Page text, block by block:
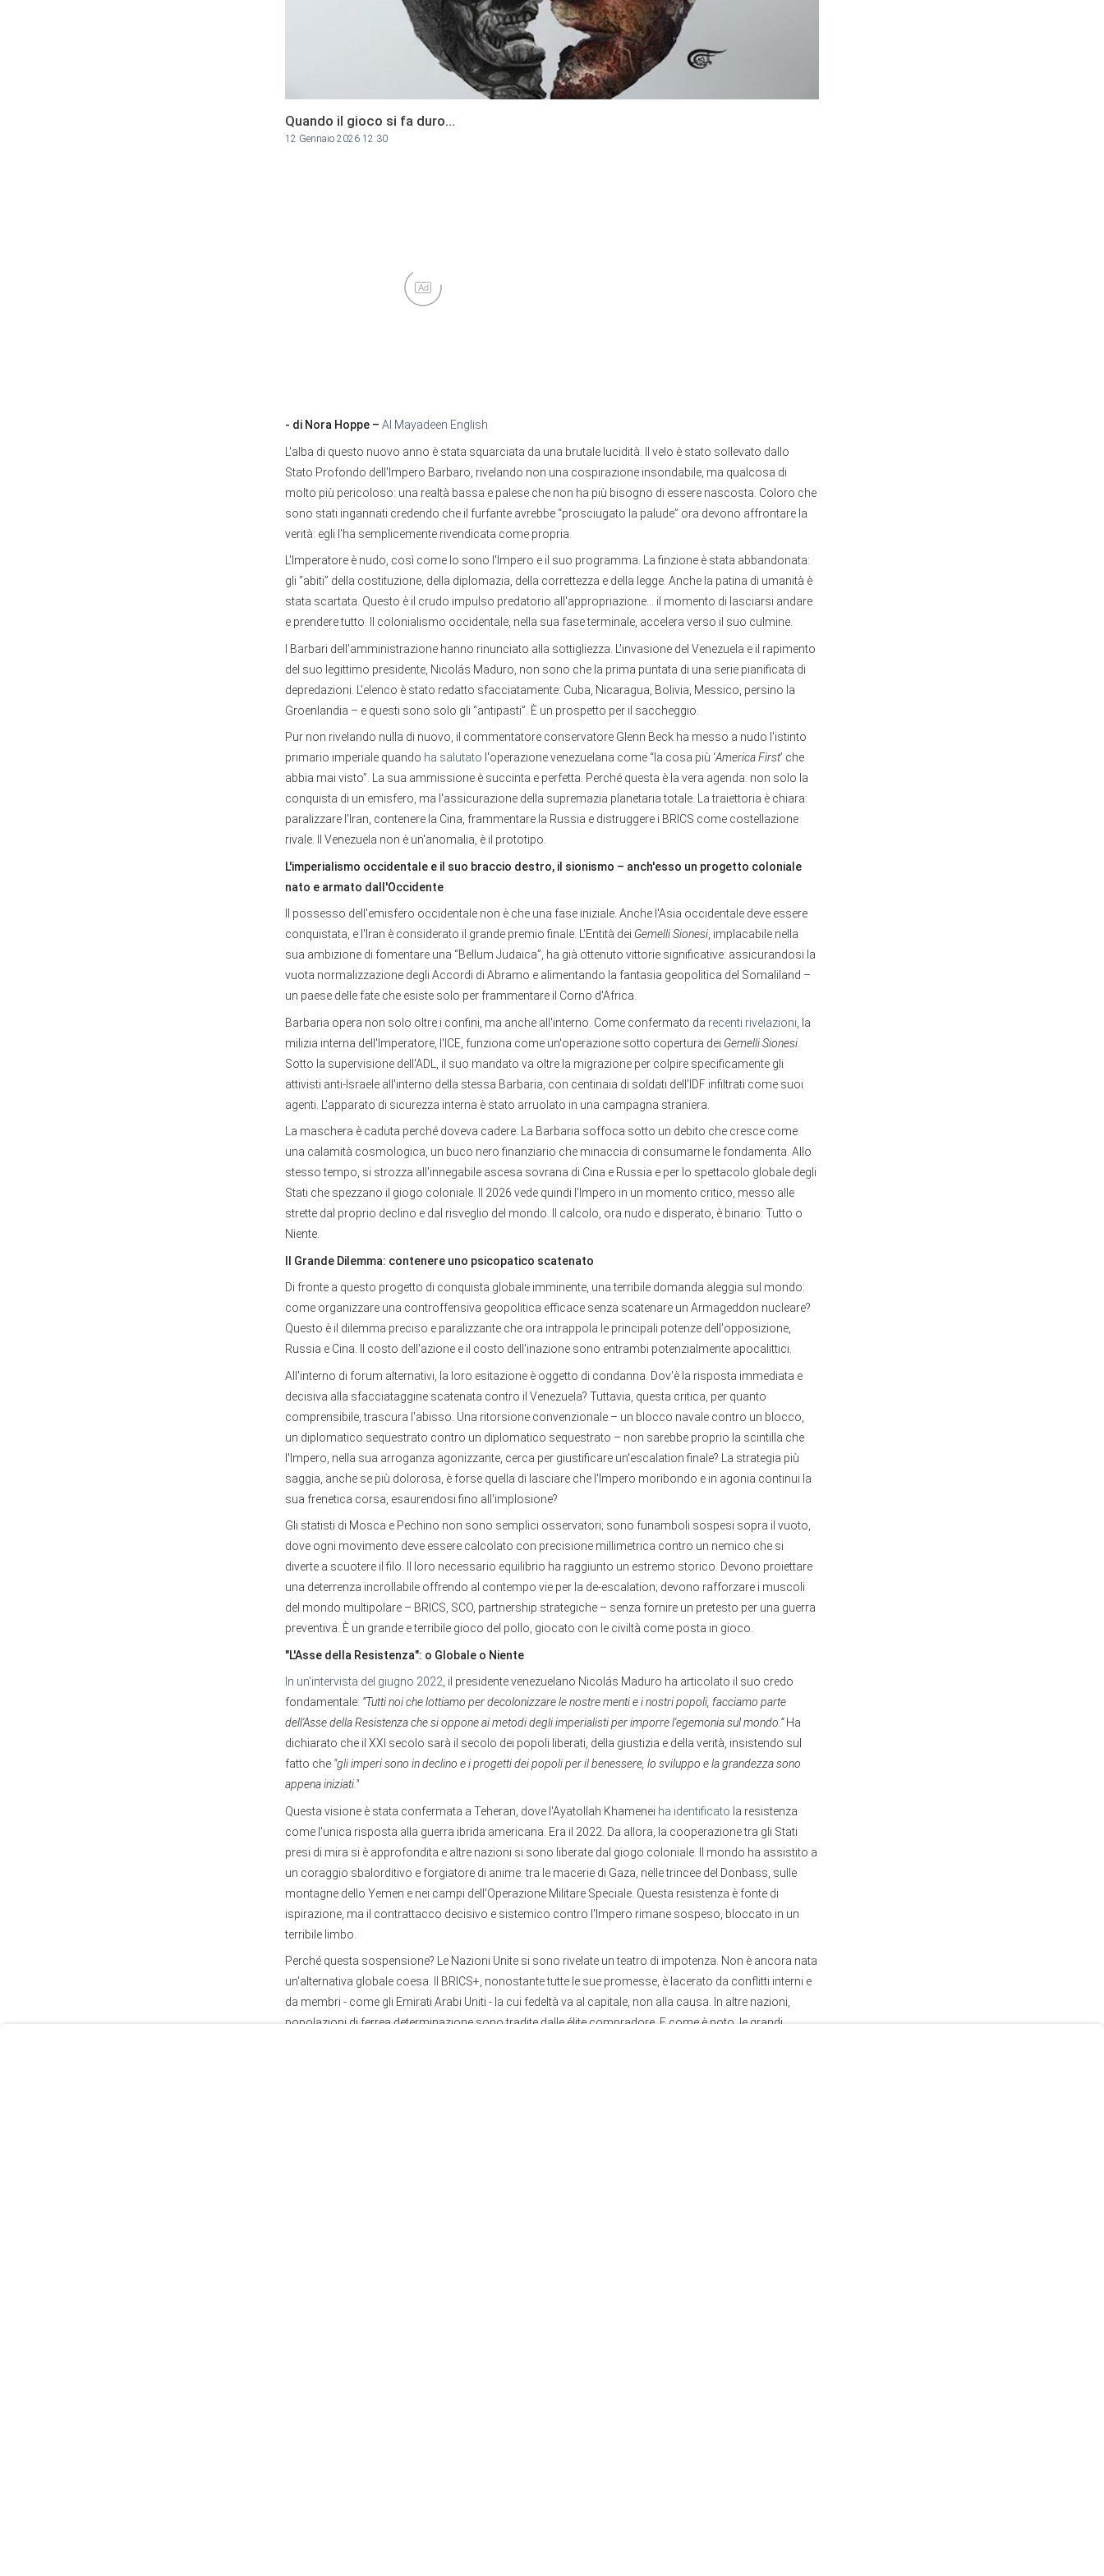
Quando il gioco si fa duro…
12 Gennaio 2026 12:30
Ad
- di Nora Hoppe – Al Mayadeen English
L'alba di questo nuovo anno è stata squarciata da una brutale lucidità. Il velo è stato sollevato dallo
Stato Profondo dell'Impero Barbaro, rivelando non una cospirazione insondabile, ma qualcosa di
molto più pericoloso: una realtà bassa e palese che non ha più bisogno di essere nascosta. Coloro che
sono stati ingannati credendo che il furfante avrebbe “prosciugato la palude” ora devono affrontare la
verità: egli l'ha semplicemente rivendicata come propria.
L'Imperatore è nudo, così come lo sono l'Impero e il suo programma. La finzione è stata abbandonata:
gli “abiti” della costituzione, della diplomazia, della correttezza e della legge. Anche la patina di umanità è
stata scartata. Questo è il crudo impulso predatorio all'appropriazione... il momento di lasciarsi andare
e prendere tutto. Il colonialismo occidentale, nella sua fase terminale, accelera verso il suo culmine.
I Barbari dell'amministrazione hanno rinunciato alla sottigliezza. L'invasione del Venezuela e il rapimento
del suo legittimo presidente, Nicolás Maduro, non sono che la prima puntata di una serie pianificata di
depredazioni. L'elenco è stato redatto sfacciatamente: Cuba, Nicaragua, Bolivia, Messico, persino la
Groenlandia – e questi sono solo gli “antipasti”. È un prospetto per il saccheggio.
Pur non rivelando nulla di nuovo, il commentatore conservatore Glenn Beck ha messo a nudo l'istinto
primario imperiale quando ha salutato l'operazione venezuelana come “la cosa più ‘America First’ che
abbia mai visto”. La sua ammissione è succinta e perfetta. Perché questa è la vera agenda: non solo la
conquista di un emisfero, ma l'assicurazione della supremazia planetaria totale. La traiettoria è chiara:
paralizzare l'Iran, contenere la Cina, frammentare la Russia e distruggere i BRICS come costellazione
rivale. Il Venezuela non è un'anomalia, è il prototipo.
L'imperialismo occidentale e il suo braccio destro, il sionismo – anch'esso un progetto coloniale
nato e armato dall'Occidente
Il possesso dell'emisfero occidentale non è che una fase iniziale. Anche l'Asia occidentale deve essere
conquistata, e l'Iran è considerato il grande premio finale. L'Entità dei Gemelli Sionesi , implacabile nella
sua ambizione di fomentare una “Bellum Judaica”, ha già ottenuto vittorie significative: assicurandosi la
vuota normalizzazione degli Accordi di Abramo e alimentando la fantasia geopolitica del Somaliland –
un paese delle fate che esiste solo per frammentare il Corno d'Africa.
Barbaria opera non solo oltre i confini, ma anche all'interno. Come confermato da recenti rivelazioni , la
milizia interna dell'Imperatore, l'ICE, funziona come un'operazione sotto copertura dei Gemelli Sionesi
Sotto la supervisione dell'ADL, il suo mandato va oltre la migrazione per colpire specificamente gli
attivisti anti-Israele all'interno della stessa Barbaria, con centinaia di soldati dell'IDF infiltrati come suoi
agenti. L'apparato di sicurezza interna è stato arruolato in una campagna straniera.
La maschera è caduta perché doveva cadere. La Barbaria soffoca sotto un debito che cresce come
una calamità cosmologica, un buco nero finanziario che minaccia di consumarne le fondamenta. Allo
stesso tempo, si strozza all'innegabile ascesa sovrana di Cina e Russia e per lo spettacolo globale degli
Stati che spezzano il giogo coloniale. Il 2026 vede quindi l'Impero in un momento critico, messo alle
strette dal proprio declino e dal risveglio del mondo. Il calcolo, ora nudo e disperato, è binario: Tutto o
Niente.
Il Grande Dilemma: contenere uno psicopatico scatenato
Di fronte a questo progetto di conquista globale imminente, una terribile domanda aleggia sul mondo:
come organizzare una controffensiva geopolitica efficace senza scatenare un Armageddon nucleare?
Questo è il dilemma preciso e paralizzante che ora intrappola le principali potenze dell'opposizione,
Russia e Cina. Il costo dell'azione e il costo dell'inazione sono entrambi potenzialmente apocalittici.
All'interno di forum alternativi, la loro esitazione è oggetto di condanna. Dov'è la risposta immediata e
decisiva alla sfacciataggine scatenata contro il Venezuela? Tuttavia, questa critica, per quanto
comprensibile, trascura l'abisso. Una ritorsione convenzionale – un blocco navale contro un blocco,
un diplomatico sequestrato contro un diplomatico sequestrato – non sarebbe proprio la scintilla che
l'Impero, nella sua arroganza agonizzante, cerca per giustificare un'escalation finale? La strategia più
saggia, anche se più dolorosa, è forse quella di lasciare che l'Impero moribondo e in agonia continui la
sua frenetica corsa, esaurendosi fino all'implosione?
Gli statisti di Mosca e Pechino non sono semplici osservatori; sono funamboli sospesi sopra il vuoto,
dove ogni movimento deve essere calcolato con precisione millimetrica contro un nemico che si
diverte a scuotere il filo. Il loro necessario equilibrio ha raggiunto un estremo storico. Devono proiettare
una deterrenza incrollabile offrendo al contempo vie per la de-escalation; devono rafforzare i muscoli
del mondo multipolare – BRICS, SCO, partnership strategiche – senza fornire un pretesto per una guerra
preventiva. È un grande e terribile gioco del pollo, giocato con le civiltà come posta in gioco.
"L'Asse della Resistenza": o Globale o Niente
In un'intervista del giugno 2022 , il presidente venezuelano Nicolás Maduro ha articolato il suo credo
fondamentale: “Tutti noi che lottiamo per decolonizzare le nostre menti e i nostri popoli, facciamo parte
dell'Asse della Resistenza che si oppone ai metodi degli imperialisti per imporre l'egemonia sul mondo.”Ha
dichiarato che il XXI secolo sarà il secolo dei popoli liberati, della giustizia e della verità, insistendo sul
fatto che "gli imperi sono in declino e i progetti dei popoli per il benessere, lo sviluppo e la grandezza sono
appena iniziati."
Questa visione è stata confermata a Teheran, dove l'Ayatollah Khamenei ha identificato la resistenza
come l'unica risposta alla guerra ibrida americana. Era il 2022. Da allora, la cooperazione tra gli Stati
presi di mira si è approfondita e altre nazioni si sono liberate dal giogo coloniale. Il mondo ha assistito a
un coraggio sbalorditivo e forgiatore di anime: tra le macerie di Gaza, nelle trincee del Donbass, sulle
montagne dello Yemen e nei campi dell'Operazione Militare Speciale. Questa resistenza è fonte di
ispirazione, ma il contrattacco decisivo e sistemico contro l'Impero rimane sospeso, bloccato in un
terribile limbo.
Perché questa sospensione? Le Nazioni Unite si sono rivelate un teatro di impotenza. Non è ancora nata
un'alternativa globale coesa. Il BRICS+, nonostante tutte le sue promesse, è lacerato da conflitti interni e
da membri - come gli Emirati Arabi Uniti - la cui fedeltà va al capitale, non alla causa. In altre nazioni,
popolazioni di ferrea determinazione sono tradite dalle élite compradore. E come è noto, le grandi